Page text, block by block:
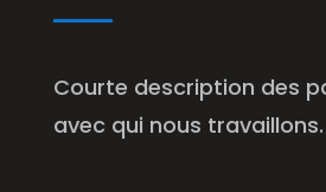
Courte description des
avec qui nous travaillons.